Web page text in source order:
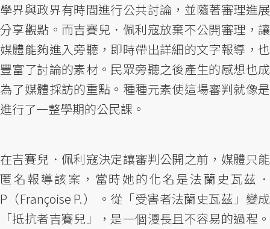
學界與政界有時間進行公共討論，並隨著審理進展
分享觀點。而吉賽兒．佩利寇放棄不公開審理，讓
媒體能夠進入旁聽，即時帶出詳細的文字報導，也
豐富了討論的素材。民眾旁聽之後產生的感想也成
為了媒體採訪的重點。種種元素使這場審判就像是
進行了一整學期的公民課。
在吉賽兒．佩利寇決定讓審判公開之前，媒體只能
匿名報導該案，當時她的化名是法蘭史瓦茲．
P（Françoise P.） 。從「受害者法蘭史瓦茲」變成
「抵抗者吉賽兒」，是一個漫長且不容易的過程。